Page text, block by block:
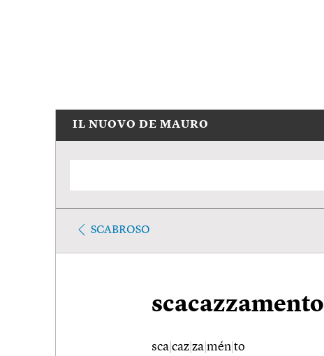
IL NUOVO DE MAURO
SCABROSO
scacazzamento
sca caz za mén to